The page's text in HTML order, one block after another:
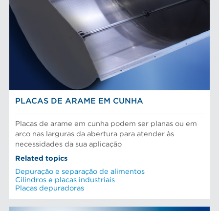
PLACAS DE ARAME EM CUNHA
Placas de arame em cunha podem ser planas ou em
arco nas larguras da abertura para atender às
necessidades da sua aplicação
Related topics
Depuração e separação de alimentos
Cilindros e placas industriais
Placas depuradoras